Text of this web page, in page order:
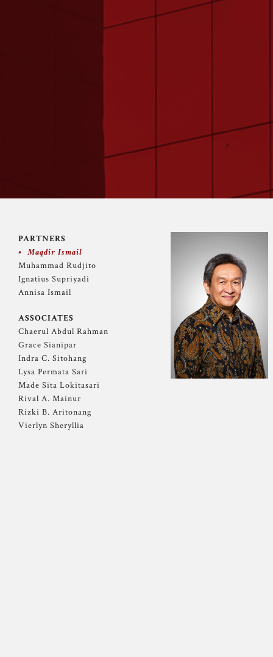
PARTNERS
Maqdir Ismail
Muhammad Rudjito
Ignatius Supriyadi
Annisa Ismail
ASSOCIATES
Chaerul Abdul Rahman
Grace Sianipar
Indra C. Sitohang
Lysa Permata Sari
Made Sita Lokitasari
Rival A. Mainur
Rizki B. Aritonang
Vierlyn Sheryllia